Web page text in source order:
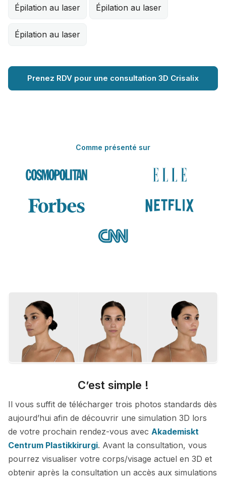
Épilation au laser Épilation au laser
Épilation au laser
Prenez RDV pour une consultation 3D Crisalix
Comme présenté sur
C’est simple !
Il vous suffit de télécharger trois photos standards dès
aujourd’hui afin de découvrir une simulation 3D lors
de votre prochain rendez-vous avec Akademiskt
Centrum Plastikkirurgi. Avant la consultation, vous
pourrez visualiser votre corps/visage actuel en 3D et
obtenir après la consultation un accès aux simulations